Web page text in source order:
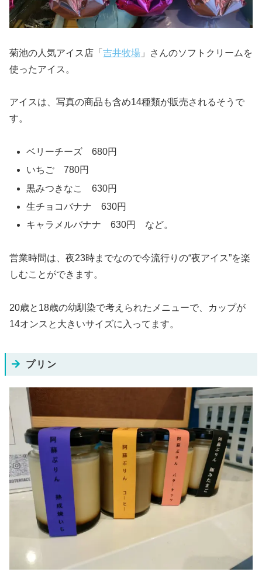
菊池の人気アイス店「 吉井牧場 」さんのソフトクリームを
使ったアイス。
アイスは、写真の商品も含め14種類が販売されるそうで
す。
ベリーチーズ 680円
いちご 780円
黒みつきなこ 630円
生チョコバナナ 630円
キャラメルバナナ 630円 など。
営業時間は、夜23時までなので今流行りの“夜アイス”を楽
しむことができます。
20歳と18歳の幼馴染で考えられたメニューで、カップが
14オンスと大きいサイズに入ってます。
プリン